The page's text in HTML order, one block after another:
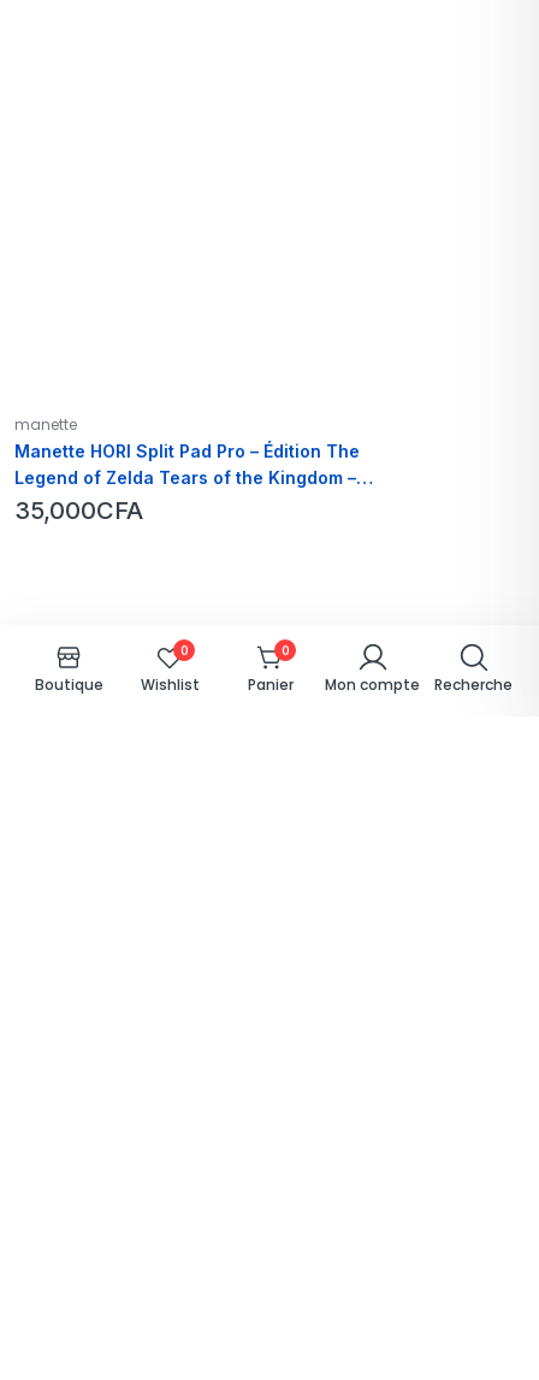
manette
Manette HORI Split Pad Pro – Édition The
Legend of Zelda Tears of the Kingdom –
Nintendo Switch
35,000CFA
Boutique
0
Wishlist
0
Panier Mon compte Recherche